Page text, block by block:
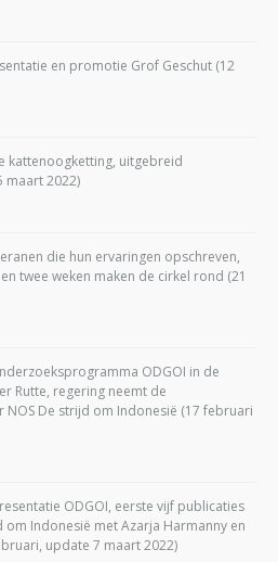
en promotie Grof Geschut (12
kattenoogketting, uitgebreid
maart 2022)
die hun ervaringen opschreven,
twee weken maken de cirkel rond (21
ODGOI in de
Rutte, regering neemt de
De strijd om Indonesië (17 februari
ODGOI, eerste vijf publicaties
om Indonesië met Azarja Harmanny en
update 7 maart 2022)